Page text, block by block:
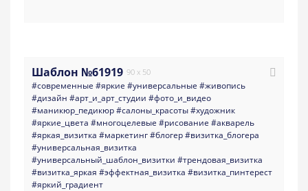
Шаблон №61919 90 x 50
#современные #яркие #универсальные #живопись
#дизайн #арт_и_арт_студии #фото_и_видео
#маникюр_педикюр#салоны_красоты#художник
#яркие_цвета #многоцелевые #рисование #акварель
#яркая_визитка #маркетинг#блогер#визитка_блогера
#универсальная_визитка
#универсальный_шаблон_визитки #трендовая_визитка
#визитка_яркая #эффектная_визитка #визитка_пинтерест
#яркий_градиент